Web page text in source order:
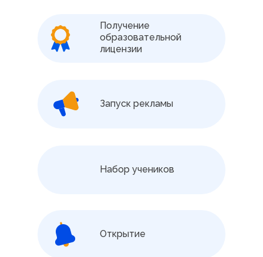
Получение
образовательной
лицензии
Запуск рекламы
Набор учеников
Открытие